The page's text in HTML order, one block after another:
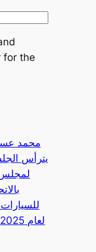
for the
محمد
يترأس
لعام 2025 في ماكاو